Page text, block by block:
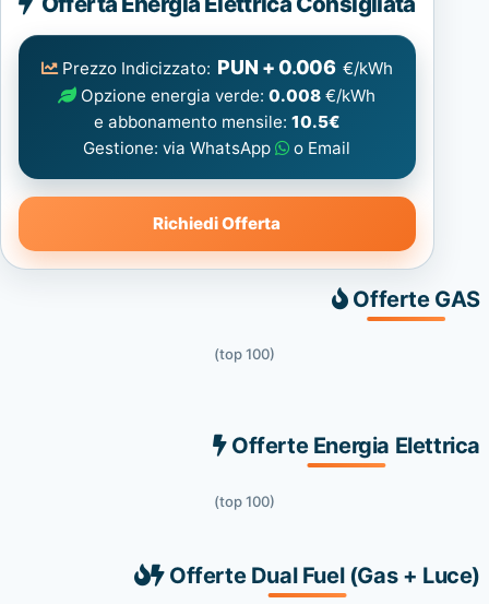
Elettrica
consigliata
Prezzo Indicizzato: PUN + 0.006 €/kWh
Opzione energia verde:0.008 €/kWh
e abbonamento mensile: 10.5€
Gestione: via WhatsApp
o Email
Richiedi Offerta
Offerte GAS
(top 100)
Offerte Energia Elettrica
(top 100)
Offerte Dual Fuel (Gas + Luce)